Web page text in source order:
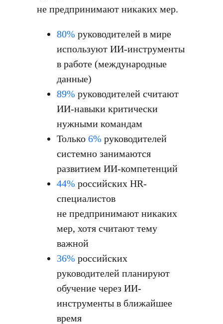
не предпринимают никаких мер.
80% руководителей в мире
используют ИИ-инструменты
в работе (международные
данные)
89% руководителей считают
ИИ-навыки критически
нужными командам
Только 6% руководителей
системно занимаются
развитием ИИ-компетенций
44% российских HR-
специалистов
не предпринимают никаких
мер, хотя считают тему
важной
36% российских
руководителей планируют
обучение через ИИ-
инструменты в ближайшее
время